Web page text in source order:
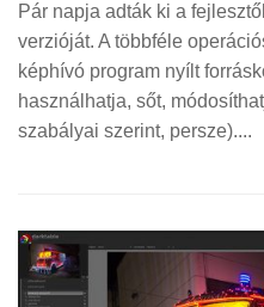
Pár napja adták ki a
verzióját. A többféle
képhívó program nyílt
használhatja, sőt,
szabályai szerint, persze)....